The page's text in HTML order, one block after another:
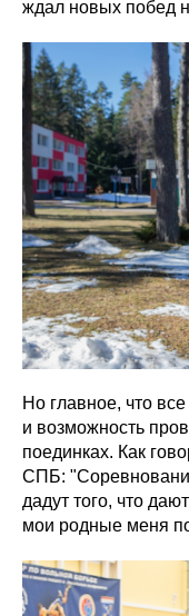
ждал новых побед
Но главное, что
и возможность
поединках. Как
СПБ:
дадут того, что
мои родные меня